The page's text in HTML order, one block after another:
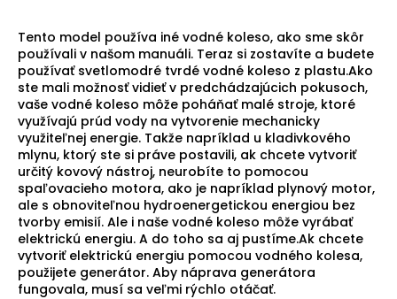
Tento model používa iné vodné koleso, ako sme skôr
používali v našom manuáli. Teraz si zostavíte a budete
používať svetlomodré tvrdé vodné koleso z plastu.Ako
ste mali možnosť vidieť v predchádzajúcich pokusoch,
vaše vodné koleso môže poháňať malé stroje, ktoré
využívajú prúd vody na vytvorenie mechanicky
využiteľnej energie. Takže napríklad u kladivkového
mlynu, ktorý ste si práve postavili, ak chcete vytvoriť
určitý kovový nástroj, neurobíte to pomocou
spaľovacieho motora, ako je napríklad plynový motor,
ale s obnoviteľnou hydroenergetickou energiou bez
tvorby emisií. Ale i naše vodné koleso môže vyrábať
elektrickú energiu. A do toho sa aj pustíme.Ak chcete
vytvoriť elektrickú energiu pomocou vodného kolesa,
použijete generátor. Aby náprava generátora
fungovala, musí sa veľmi rýchlo otáčať.